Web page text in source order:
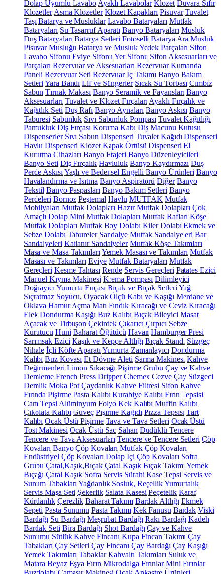
Dolap Uyumlu Lavabo Ayaklı Lavabolar Klozet Duvara Sıfır
Klozetler Asma Klozetler Klozet Kapakları Pisuvar Tuvalet
Taşı Batarya ve Musluklar Lavabo Bataryaları Mutfak
Bataryaları Su Tasarruf Aparatı Banyo Bataryaları Musluk
Duş Bataryaları Batarya Setleri Fotoselli Batarya Ara Musluk
Pisuvar Musluğu Batarya ve Musluk Yedek Parçaları Sifon
Lavabo Sifonu Eviye Sifonu Yer Sifonu Sifon Aksesuarları ve
Parçaları Rezervuar ve Aksesuarları Rezervuar Kumanda
Paneli Rezervuar Seti Rezervuar İç Takımı Banyo Bakım
Setleri Yara Bandı Lif ve Süngerler Sıcak Su Torbası Cımbız
Sabun Tırnak Makası Banyo Seramik ve Fayansları Banyo
Aksesuarları Tuvalet ve Klozet Fırçaları Ayaklı Fırçalık ve
Kağıtlık Seti Duş Rafı Banyo Aynaları Banyo Askısı Banyo
Taburesi Sabunluk Sıvı Sabunluk Pompası Tuvalet Kağıtlığı
Pamukluk Diş Fırçası Koruma Kabı Diş Macunu Kutusu
Dispenserler Sıvı Sabun Dispenseri Tuvalet Kağıdı Dispenseri
Havlu Dispenseri Klozet Kapak Örtüsü Dispenseri El
Kurutma Cihazları Banyo Etajeri Banyo Düzenleyicileri
Banyo Seti Diş Fırçalık Havluluk Banyo Kaydırmazı Duş
Perde Askısı Yaşlı ve Bedensel Engelli Banyo Ürünleri Banyo
Havalandırma ve Isıtma Banyo Aspiratörü Diğer Banyo
Tekstil Banyo Paspasları Banyo Bakım Setleri Banyo
Perdeleri Bornoz Peştemal Havlu MUTFAK Mutfak
Mobilyaları Mutfak Dolapları Hazır Mutfak Dolapları Çok
Amaçlı Dolap Mini Mutfak Dolapları Mutfak Rafları Köşe
Mutfak Dolapları Mutfak Boy Dolabı Kiler Dolabı Ekmek ve
Sebze Dolabı Tabureler Sandalye Mutfak Sandalyeleri Bar
Sandalyeleri Katlanır Sandalyeler Mutfak Köşe Takımları
Masa ve Masa Takımları Yemek Masası ve Takımları Mutfak
Masası ve Takımları Eviye Mutfak Bataryaları Mutfak
Gereçleri Kesme Tahtası Rende Servis Gereçleri Patates Ezici
Manuel Kıyma Makinesi Krema Pompası Dilimleyici
Doğrayıcı Yumurta Fırçası Bıçak ve Bıçak Setleri Yağ
Sıçratmaz Soyucu, Oyacak Ölçü Kabı ve Kaşığı Merdane ve
Oklava Hamur Açma Matı Fındık Kıracağı ve Ceviz Kıracağı
Elek Dondurma Kaşığı Buz Kalıbı Bıçak Bileyici Masat
Açacak ve Tirbuşon Çekirdek Çıkarıcı Çırpıcı Sebze
Kurutucu Huni Baharat Öğütücü Havan Hamburger Presi
Sarımsak Ezici Kaşık ve Kepçe Altlığı Bıçak Standı Süzgeç
Nihale İçli Köfte Aparatı Yumurta Zamanlayıcı Dondurma
Kalıbı Buz Kovası Et Dövme Aleti Sarma Makinesi Kahve
Değirmenleri Limon Sıkacağı Pişirme Grubu Çay ve Kahve
Demleme French Press Dripper Chemex Cezve Çay Süzgeci
Demlik Moka Pot Çaydanlık Kahve Filtresi Sifon Kahve
Fırında Pişirme Pasta Kalıbı Kurabiye Kalıbı Fırın Tepsisi
Cam Tepsi Alüminyum Folyo Kek Kalıbı Muffin Kalıbı
Çikolata Kalıbı Güveç Pişirme Kağıdı Pizza Tepsisi Tart
Kalıbı Ocak Üstü Pişirme Tava ve Tava Setleri Ocak Üstü
Tost Makinesi Ocak Üstü Sac Sahan Düdüklü Tencere
Tencere ve Tava Aksesuarları Tencere ve Tencere Setleri Çöp
Kovaları Banyo Çöp Kovaları Mutfak Çöp Kovaları
Endüstriyel Çöp Kovaları Dolap İçi Çöp Kovaları Sofra
Grubu Çatal,Kaşık,Bıçak Çatal Kaşık Bıçak Takımı Yemek
Bıçağı Çatal Kaşık Sofra Servis Sürahi Kase Tepsi Servis ve
Sunum Tabakları Yağdanlık Sosluk, ReçellikYumurtalık
Servis Maşa Seti Şekerlik Salata Kasesi Peçetelik Karaf
Kürdanlık Çerezlik Baharat Takımı Bardak Altlığı Ekmek
Sepeti Pasta Sunumu Pasta Takımı Kek Fanusu Bardak Viski
Bardağı Su Bardağı Meşrubat Bardağı Rakı Bardağı Kadeh
Bardak Seti Bira Bardağı Shot Bardağı Çay ve Kahve
Sunumu Sütlük Kahve Fincanı Kupa Fincan Takımı Çay
Tabakları Çay Setleri Çay Fincanı Çay Bardağı Çay Kaşığı
Yemek Takımları Tabaklar Kahvaltı Takımları Suluk ve
Matara Beyaz Eşya Fırın Mikrodalga Fırınlar Mini Fırınlar
Buzdolabı Çamaşır Makinesi Ocak Ankastre Ürünleri